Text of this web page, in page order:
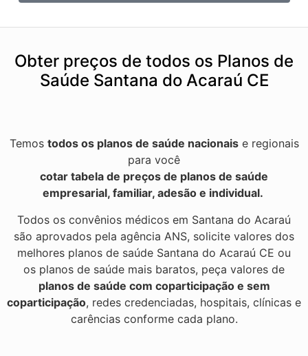
Obter preços de todos os Planos de
Saúde Santana do Acaraú CE
Temos todos os planos de saúde nacionaise regionais
para você
cotar tabela de preços de planos de saúde
empresarial, familiar, adesão e individual.
Todos os convênios médicos em Santana do Acaraú
são aprovados pela agência ANS, solicite valores dos
melhores planos de saúde Santana do Acaraú CE ou
os planos de saúde mais baratos, peça valores de
planos de saúde com coparticipação e sem
coparticipação, redes credenciadas, hospitais, clínicas e
carências conforme cada plano.